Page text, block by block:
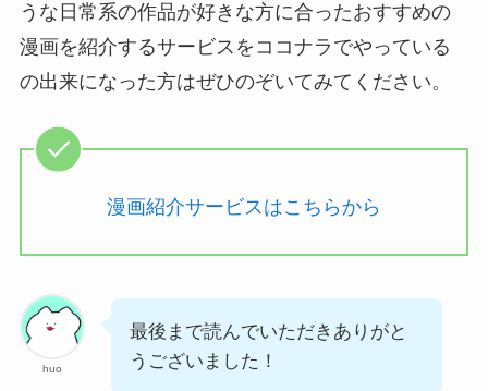
うな日常系の作品が好きな方に合ったおすすめの
漫画を紹介するサービスをココナラでやっている
の出来になった方はぜひのぞいてみてください。
漫画紹介サービスはこちらから
huo
最後まで読んでいただきありがと
うございました！